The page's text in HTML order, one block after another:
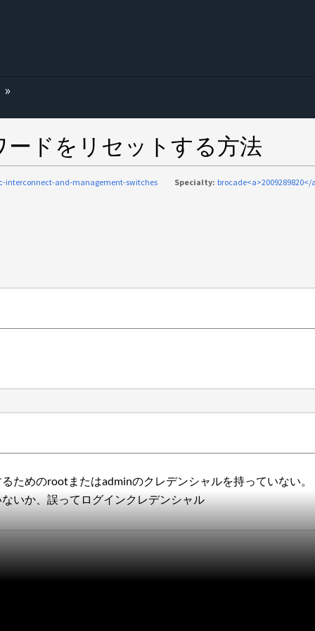
ードをリセットする方法
interconnect-and-management-switches Specialty: brocade<a>2009289820</
ためのrootまたはadminのクレデンシャルを持っていない。
いか、誤ってログインクレデンシャル